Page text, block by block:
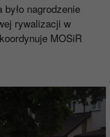
nagrodzenie
rywalizacji w
MOSiR